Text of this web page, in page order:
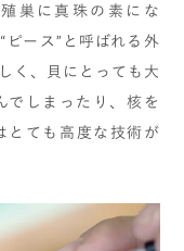
巣に真珠の素にな
ピース”と呼ばれる外
く、貝にとっても大
でしまったり、核を
とても高度な技術が